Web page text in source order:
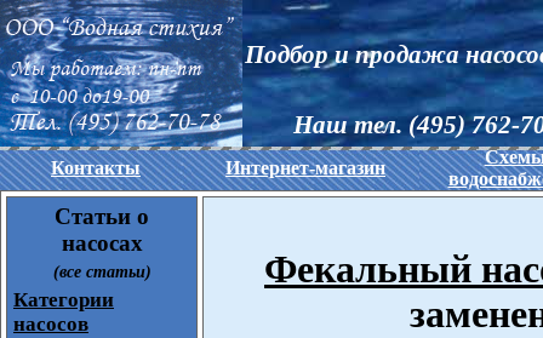
Подбор и продажа
Наш тел. (495) 762-
Контакты Интернет-магазин
Статьи о
насосах
(все статьи)
Категории
насосов
Фекальный